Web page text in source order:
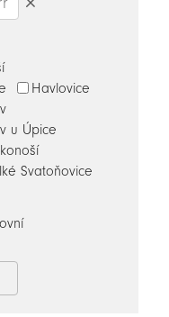
Havlovice
u Úpice
Svatoňovice